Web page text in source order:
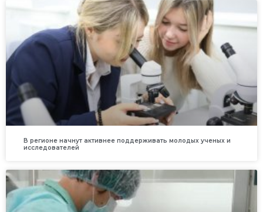
В регионе начнут активнее поддерживать молодых ученых и
исследователей